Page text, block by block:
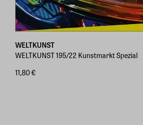
WELTKUNST
WELTKUNST 195/22 Kunstmarkt Spezial
11,80 €